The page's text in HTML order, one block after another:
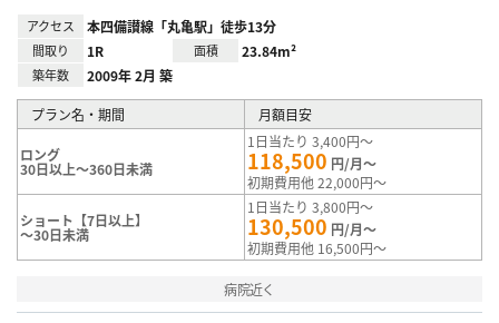
アクセス 本四備讃線「丸亀駅」徒歩13分
間取り 1R 面積 23.84m²
築年数 2009年 2月 築
プラン名・期間 月額目安
ロング
30日以上～360日未満
1日当たり 3,400円～
118,500 円/月～
初期費用他 22,000円～
ショート【7日以上】
～30日未満
1日当たり 3,800円～
130,500 円/月～
初期費用他 16,500円～
病院近く